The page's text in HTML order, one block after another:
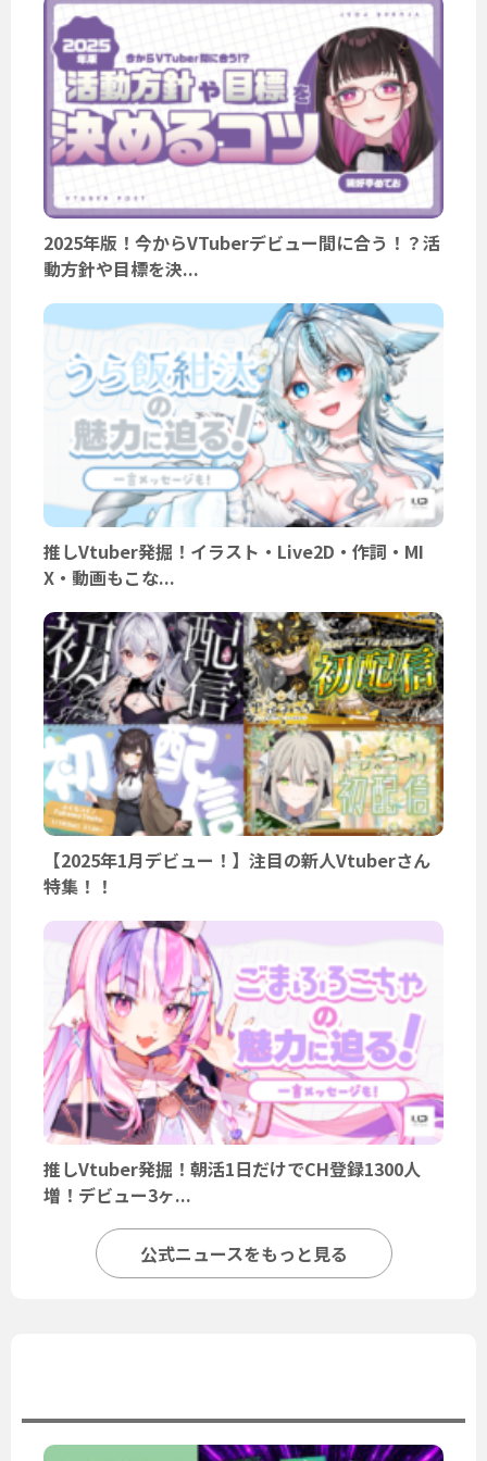
2025年版！今からVTuberデビュー間に合う！？活
動方針や目標を決...
推しVtuber発掘！イラスト・Live2D・作詞・MI
X・動画もこな...
【2025年1月デビュー！】注目の新人Vtuberさん
特集！！
推しVtuber発掘！朝活1日だけでCH登録1300人
増！デビュー3ヶ...
公式ニュースをもっと見る